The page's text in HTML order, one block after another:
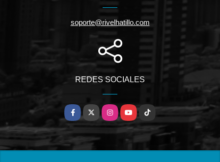
soporte@rivelhatillo.com
REDES SOCIALES
Facebook
X InstagramYouTubeTikTok